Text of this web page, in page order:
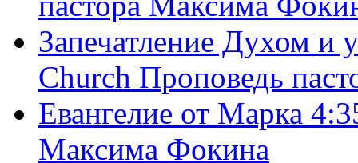
Запечатление Духом и
Church Проповедь
Евангелие от Марка
Максима Фокина